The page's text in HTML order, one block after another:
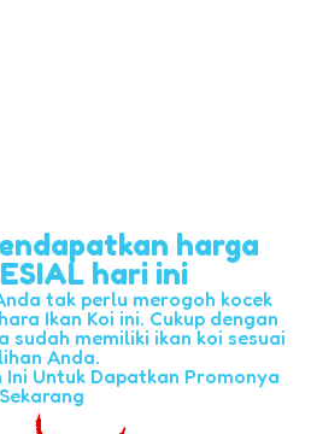
harga
hari ini
tak perlu merogoh kocek
Ikan Koi ini. Cukup dengan
sudah memiliki ikan koi sesuai
Anda.
Untuk Dapatkan Promonya
Sekarang